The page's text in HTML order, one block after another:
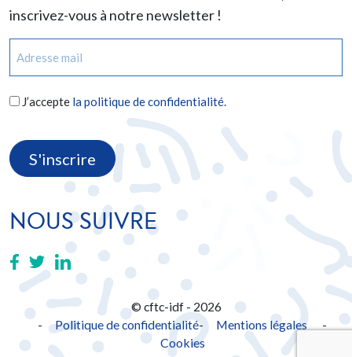
inscrivez-vous à notre newsletter !
mail
RGPD
J’accepte la politique de confidentialité.
NOUS SUIVRE
© cftc-idf - 2026
Politique de confidentialité
Mentions légales
-
Cookies